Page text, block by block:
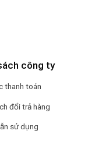
công ty
thanh toán
đổi trả hàng
sử dụng